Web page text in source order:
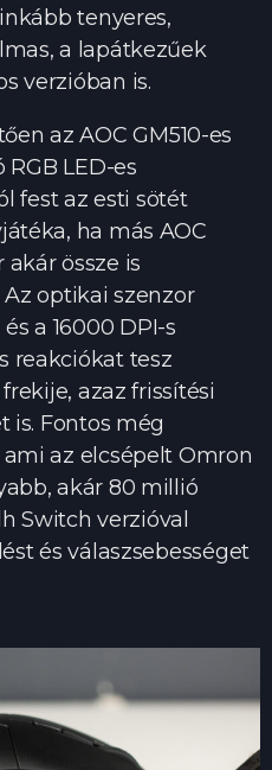
tenyeres,
a lapátkezűek
verzióban is.
az AOC GM510-es
LED-es
fest az esti sötét
ha más AOC
össze is
optikai szenzor
a 16000 DPI-s
reakciókat tesz
azaz frissítési
is. Fontos még
az elcsépelt Omron
akár 80 millió
Switch verzióval
és válaszsebességet